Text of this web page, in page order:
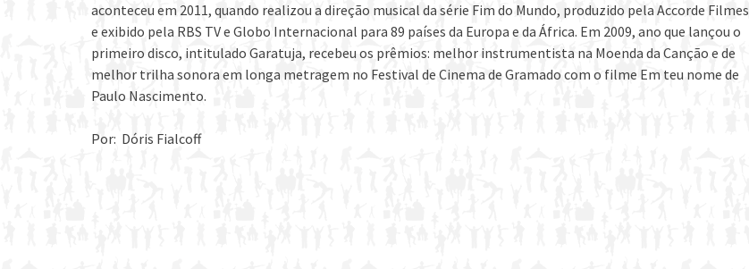
aconteceu em 2011, quando realizou a direção musical da série Fim do Mundo, produzido pela Accorde Filmes
e exibido pela RBS TV e Globo Internacional para 89 países da Europa e da África. Em 2009, ano que lançou o
primeiro disco, intitulado Garatuja, recebeu os prêmios: melhor instrumentista na Moenda da Canção e de
melhor trilha sonora em longa metragem no Festival de Cinema de Gramado com o filme Em teu nome de
Paulo Nascimento.
Por: Dóris Fialcoff